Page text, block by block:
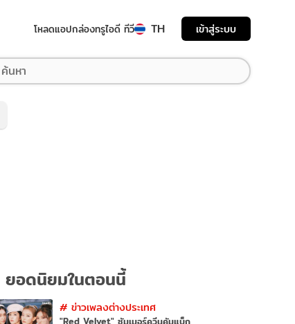
โหลดแอปกล่องทรูไอดี ทีวี TH เข้าสู่ระบบ
ยอดนิยมในตอนนี้
# ข่าวเพลงต่างประเทศ